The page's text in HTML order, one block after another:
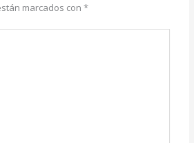
marcados con *